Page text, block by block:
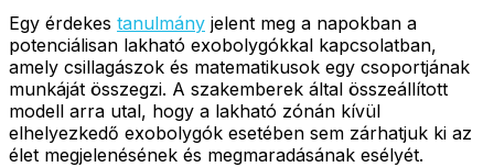
Egy érdekes tanulmány jelent meg a napokban a
potenciálisan lakható exobolygókkal kapcsolatban,
amely csillagászok és matematikusok egy csoportjának
munkáját összegzi. A szakemberek által összeállított
modell arra utal, hogy a lakható zónán kívül
elhelyezkedő exobolygók esetében sem zárhatjuk ki az
élet megjelenésének és megmaradásának esélyét.